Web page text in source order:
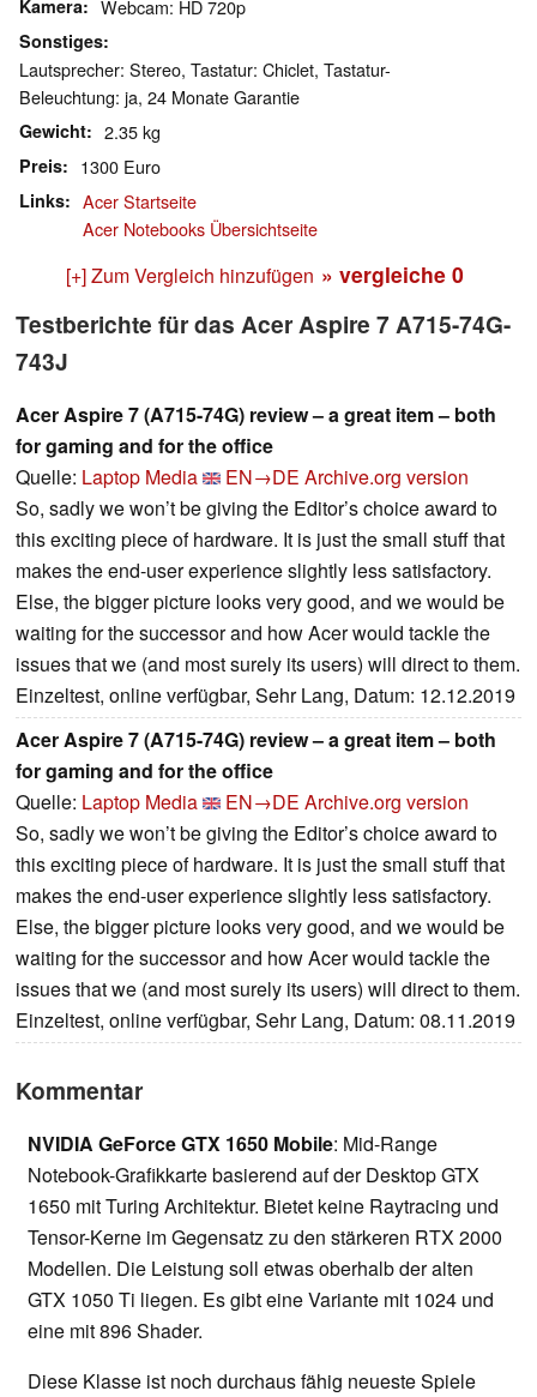
Kamera Webcam: HD 720p
Sonstiges
Lautsprecher: Stereo, Tastatur: Chiclet, Tastatur-
Beleuchtung: ja, 24 Monate Garantie
Gewicht 2.35 kg
Preis 1300 Euro
Links
Acer Startseite
Acer Notebooks Übersichtseite
[+] Zum Vergleich hinzufügen » vergleiche 0
Testberichte für das Acer Aspire 7 A715-74G-
743J
Acer Aspire 7 (A715-74G) review – a great item – both
for gaming and for the office
Quelle: Laptop Media EN→DE Archive.org version
So, sadly we won’t be giving the Editor’s choice award to
this exciting piece of hardware. It is just the small stuff that
makes the end-user experience slightly less satisfactory.
Else, the bigger picture looks very good, and we would be
waiting for the successor and how Acer would tackle the
issues that we (and most surely its users) will direct to them.
Einzeltest, online verfügbar, Sehr Lang, Datum: 12.12.2019
Acer Aspire 7 (A715-74G) review – a great item – both
for gaming and for the office
Quelle: Laptop Media EN→DE Archive.org version
So, sadly we won’t be giving the Editor’s choice award to
this exciting piece of hardware. It is just the small stuff that
makes the end-user experience slightly less satisfactory.
Else, the bigger picture looks very good, and we would be
waiting for the successor and how Acer would tackle the
issues that we (and most surely its users) will direct to them.
Einzeltest, online verfügbar, Sehr Lang, Datum: 08.11.2019
Kommentar
NVIDIA GeForce GTX 1650 Mobile: Mid-Range
Notebook-Grafikkarte basierend auf der Desktop GTX
1650 mit Turing Architektur. Bietet keine Raytracing und
Tensor-Kerne im Gegensatz zu den stärkeren RTX 2000
Modellen. Die Leistung soll etwas oberhalb der alten
GTX 1050 Ti liegen. Es gibt eine Variante mit 1024 und
eine mit 896 Shader.
Diese Klasse ist noch durchaus fähig neueste Spiele